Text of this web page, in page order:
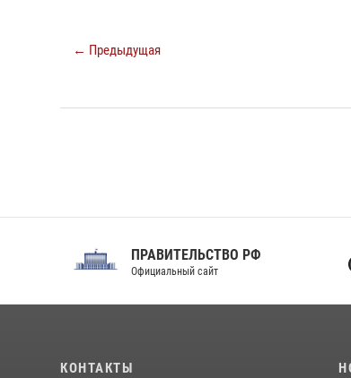
← Предыдущая
ПРАВИТЕЛЬСТВО РФ
Официальный сайт
КОНТАКТЫ